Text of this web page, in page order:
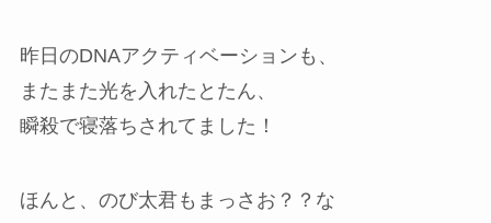
昨日のDNAアクティベーションも、
またまた光を入れたとたん、
瞬殺で寝落ちされてました！
ほんと、のび太君もまっさお？？な